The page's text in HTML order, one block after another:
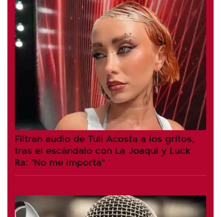
Filtran audio de Tuli Acosta a los gritos,
tras el escándalo con La Joaqui y Luck
Ra: "No me importa"